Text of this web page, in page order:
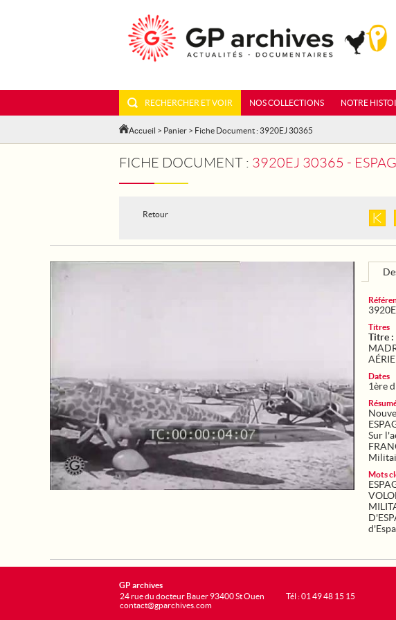
RECHERCHER ET VOIR NOS COLLECTIONS NOTRE
Accueil > Panier > Fiche Document : 3920EJ 30365
FICHE DOCUMENT : 3920EJ 30365 - ESPAGNE. SUR
Retour
Titres
Titre :
Dates
1ère
Sur
Mots
GP archives
24 rue du docteur Bauer 93400 St Ouen
contact@gparchives.com
Tél : 01 49 48 15 15